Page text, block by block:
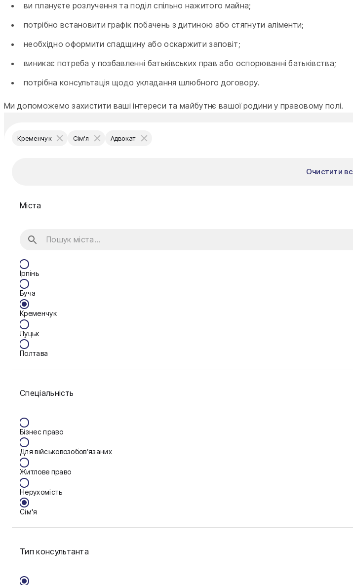
ви плануєте розлучення та поділ спільно нажитого майна;
потрібно встановити графік побачень з дитиною або стягнути аліменти;
необхідно оформити спадщину або оскаржити заповіт;
виникає потреба у позбавленні батьківських прав або оспорюванні батьківства;
потрібна консультація щодо укладання шлюбного договору.
Ми допоможемо захистити ваші інтереси та майбутнє вашої родини у правовому полі.
Кременчук Сім'я Адвокат
Очистити
Міста
Ірпінь
Буча
Кременчук
Луцьк
Полтава
Харків
Черкаси
Житомир
Київ
Львів
Спеціальність
Бізнес право
Для військовозобов’язаних
Житлове право
Нерухомість
Сім'я
Тип консультанта